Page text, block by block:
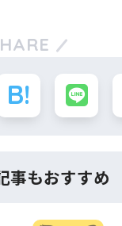
事もおすすめ